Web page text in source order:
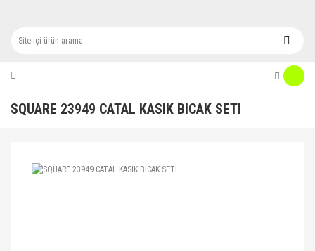
SQUARE 23949 CATAL KASIK BICAK SETI